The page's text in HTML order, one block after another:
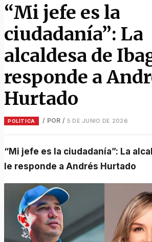
“Mi jefe es la
ciudadanía”: La
alcaldesa de
responde a
Hurtado
POLÍTICA / POR / 5 DE JUNIO DE 2026
“Mi jefe es la ciudadanía”: La alcaldesa de Ibagué
le responde a Andrés Hurtado